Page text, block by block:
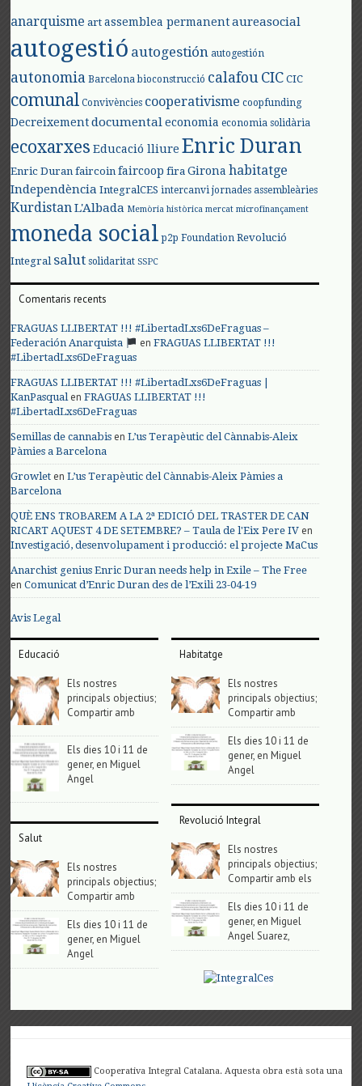
anarquisme art assemblea permanent aureasocial
autogestió autogestión autogestión
autonomia Barcelona bioconstrucció calafouCIC CIC
comunal Convivències cooperativisme coopfunding
Decreixement documental economia economia solidària
ecoxarxes Educació lliure Enric Duran
Enric Duran faircoin faircoop fira Girona habitatge
Independència IntegralCES intercanvi jornades assembleàries
KurdistanL'Albada Memòria històrica mercat microfinançament
moneda social p2p Foundation Revolució
Integral salut solidaritat SSPC
Comentaris recents
FRAGUAS LLIBERTAT !!! #LibertadLxs6DeFraguas –
Federación Anarquista
enFRAGUAS LLIBERTAT !!!
#LibertadLxs6DeFraguas
FRAGUAS LLIBERTAT !!! #LibertadLxs6DeFraguas |
KanPasqualenFRAGUAS LLIBERTAT !!!
#LibertadLxs6DeFraguas
Semillas de cannabis enL’us Terapèutic del Cànnabis-Aleix
Pàmies a Barcelona
Growlet enL’us Terapèutic del Cànnabis-Aleix Pàmies a
Barcelona
QUÈ ENS TROBAREM A LA 2ª EDICIÓ DEL TRASTER DE CAN
RICART AQUEST 4 DE SETEMBRE? – Taula de l'Eix Pere IV en
Investigació, desenvolupament i producció: el projecte MaCus
Anarchist genius Enric Duran needs help in Exile – The Free
enComunicat d’Enric Duran des de l’Exili 23-04-19
Avis Legal
Educació
Els nostres
principals objectius;
Compartir amb
Els dies 10 i 11 de
gener, en Miguel
Angel
Salut
Els nostres
principals objectius;
Compartir amb
Els dies 10 i 11 de
gener, en Miguel
Angel
Habitatge
Els nostres
principals objectius;
Compartir amb
Els dies 10 i 11 de
gener, en Miguel
Angel
Revolució Integral
Els nostres
principals objectius;
Compartir amb els
Els dies 10 i 11 de
gener, en Miguel
Angel Suarez,
Cooperativa Integral Catalana. Aquesta obra està sota una